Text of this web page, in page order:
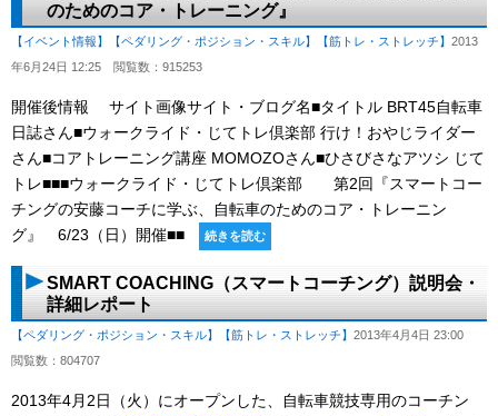
のためのコア・トレーニング』
【イベント情報】 【ペダリング・ポジション・スキル】 【筋トレ・ストレッチ】 2013
年6月24日 12:25 閲覧数：915253
開催後情報 サイト画像サイト・ブログ名■タイトル BRT45自転車
日誌さん■ウォークライド・じてトレ倶楽部 行け！おやじライダー
さん■コアトレーニング講座 MOMOZOさん■ひさびさなアツシ じて
トレ■■■ウォークライド・じてトレ倶楽部 第2回『スマートコー
チングの安藤コーチに学ぶ、自転車のためのコア・トレーニン
グ』 6/23（日）開催■■
続きを読む
SMART COACHING（スマートコーチング）説明会・
詳細レポート
【ペダリング・ポジション・スキル】 【筋トレ・ストレッチ】 2013年4月4日 23:00
閲覧数：804707
2013年4月2日（火）にオープンした、自転車競技専用のコーチン